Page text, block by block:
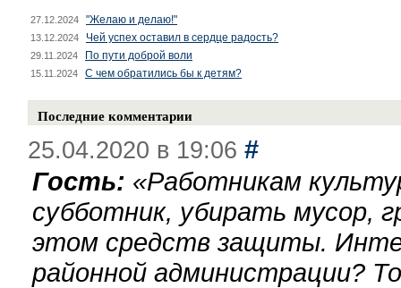
27.12.2024 "Желаю и делаю!"
13.12.2024 Чей успех оставил в сердце радость?
29.11.2024 По пути доброй воли
15.11.2024 С чем обратились бы к детям?
Последние комментарии
25.04.2020 в 19:06 #
Гость: «Работникам
субботник, убирать мусор,
этом средств защиты.
районной администрации?